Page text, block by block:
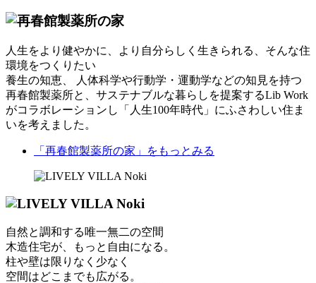
人生をより健やかに、より自分らしく生きられる、そんな住
環境をつくりたい
養生の知恵、 人体科学や行動学・運動学などの知見を持つ
再春館製薬所と、サステナブルな暮らしを提案するLib Work
がコラボレーションし「人生100年時代」にふさわしい住ま
いを考えました。
「再春館製薬所の家」 をもっとみる
自然と調和する唯一無二の空間
木造住宅が、もっと自由になる。
柱や壁は限りなく少なく
空間はどこまでも広がる。